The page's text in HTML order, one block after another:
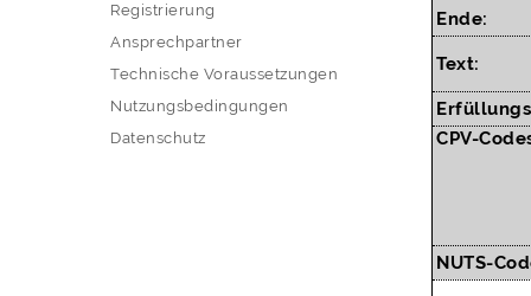
Registrierung
Ansprechpartner
Technische Voraussetzungen
Nutzungsbedingungen
Datenschutz
Ende:
Text:
CPV-
NUTS-